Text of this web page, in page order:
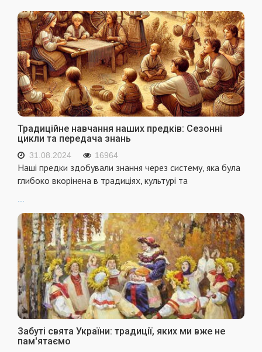
Традиційне навчання наших предків: Сезонні
цикли та передача знань
31.08.2024 16964
Наші предки здобували знання через систему, яка була
глибоко вкорінена в традиціях, культурі та
...
Забуті свята України: традиції, яких ми вже не
пам'ятаємо